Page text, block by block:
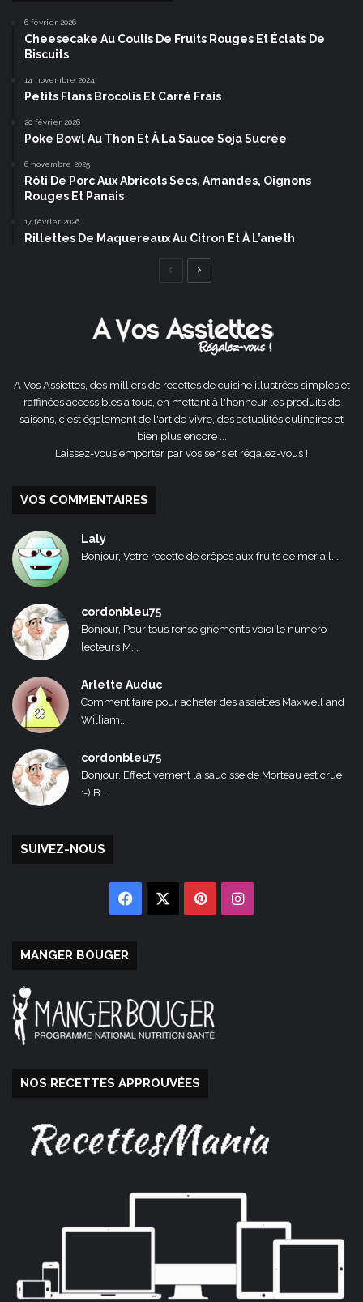
6 février 2026
Cheesecake Au Coulis De Fruits Rouges Et Éclats De
Biscuits
14 novembre 2024
Petits Flans Brocolis Et Carré Frais
20 février 2026
Poke Bowl Au Thon Et À La Sauce Soja Sucrée
6 novembre 2025
Rôti De Porc Aux Abricots Secs, Amandes, Oignons
Rouges Et Panais
17 février 2026
Rillettes De Maquereaux Au Citron Et À L’aneth
Page
A Vos Assiettes, des milliers de recettes de cuisine illustrées simples et
raffinées accessibles à tous, en mettant à l'honneur les produits de
saisons, c'est également de l'art de vivre, des actualités culinaires et
bien plus encore ...
Laissez-vous emporter par vos sens et régalez-vous !
VOS COMMENTAIRES
Laly
Bonjour, Votre recette de crêpes aux fruits de mer a l...
cordonbleu75
Bonjour, Pour tous renseignements voici le numéro
lecteurs M...
Arlette Auduc
Comment faire pour acheter des assiettes Maxwell and
William...
cordonbleu75
Bonjour, Effectivement la saucisse de Morteau est crue
:-) B...
SUIVEZ-NOUS
Facebook PinterestInstagram
MANGER BOUGER
NOS RECETTES APPROUVÉES